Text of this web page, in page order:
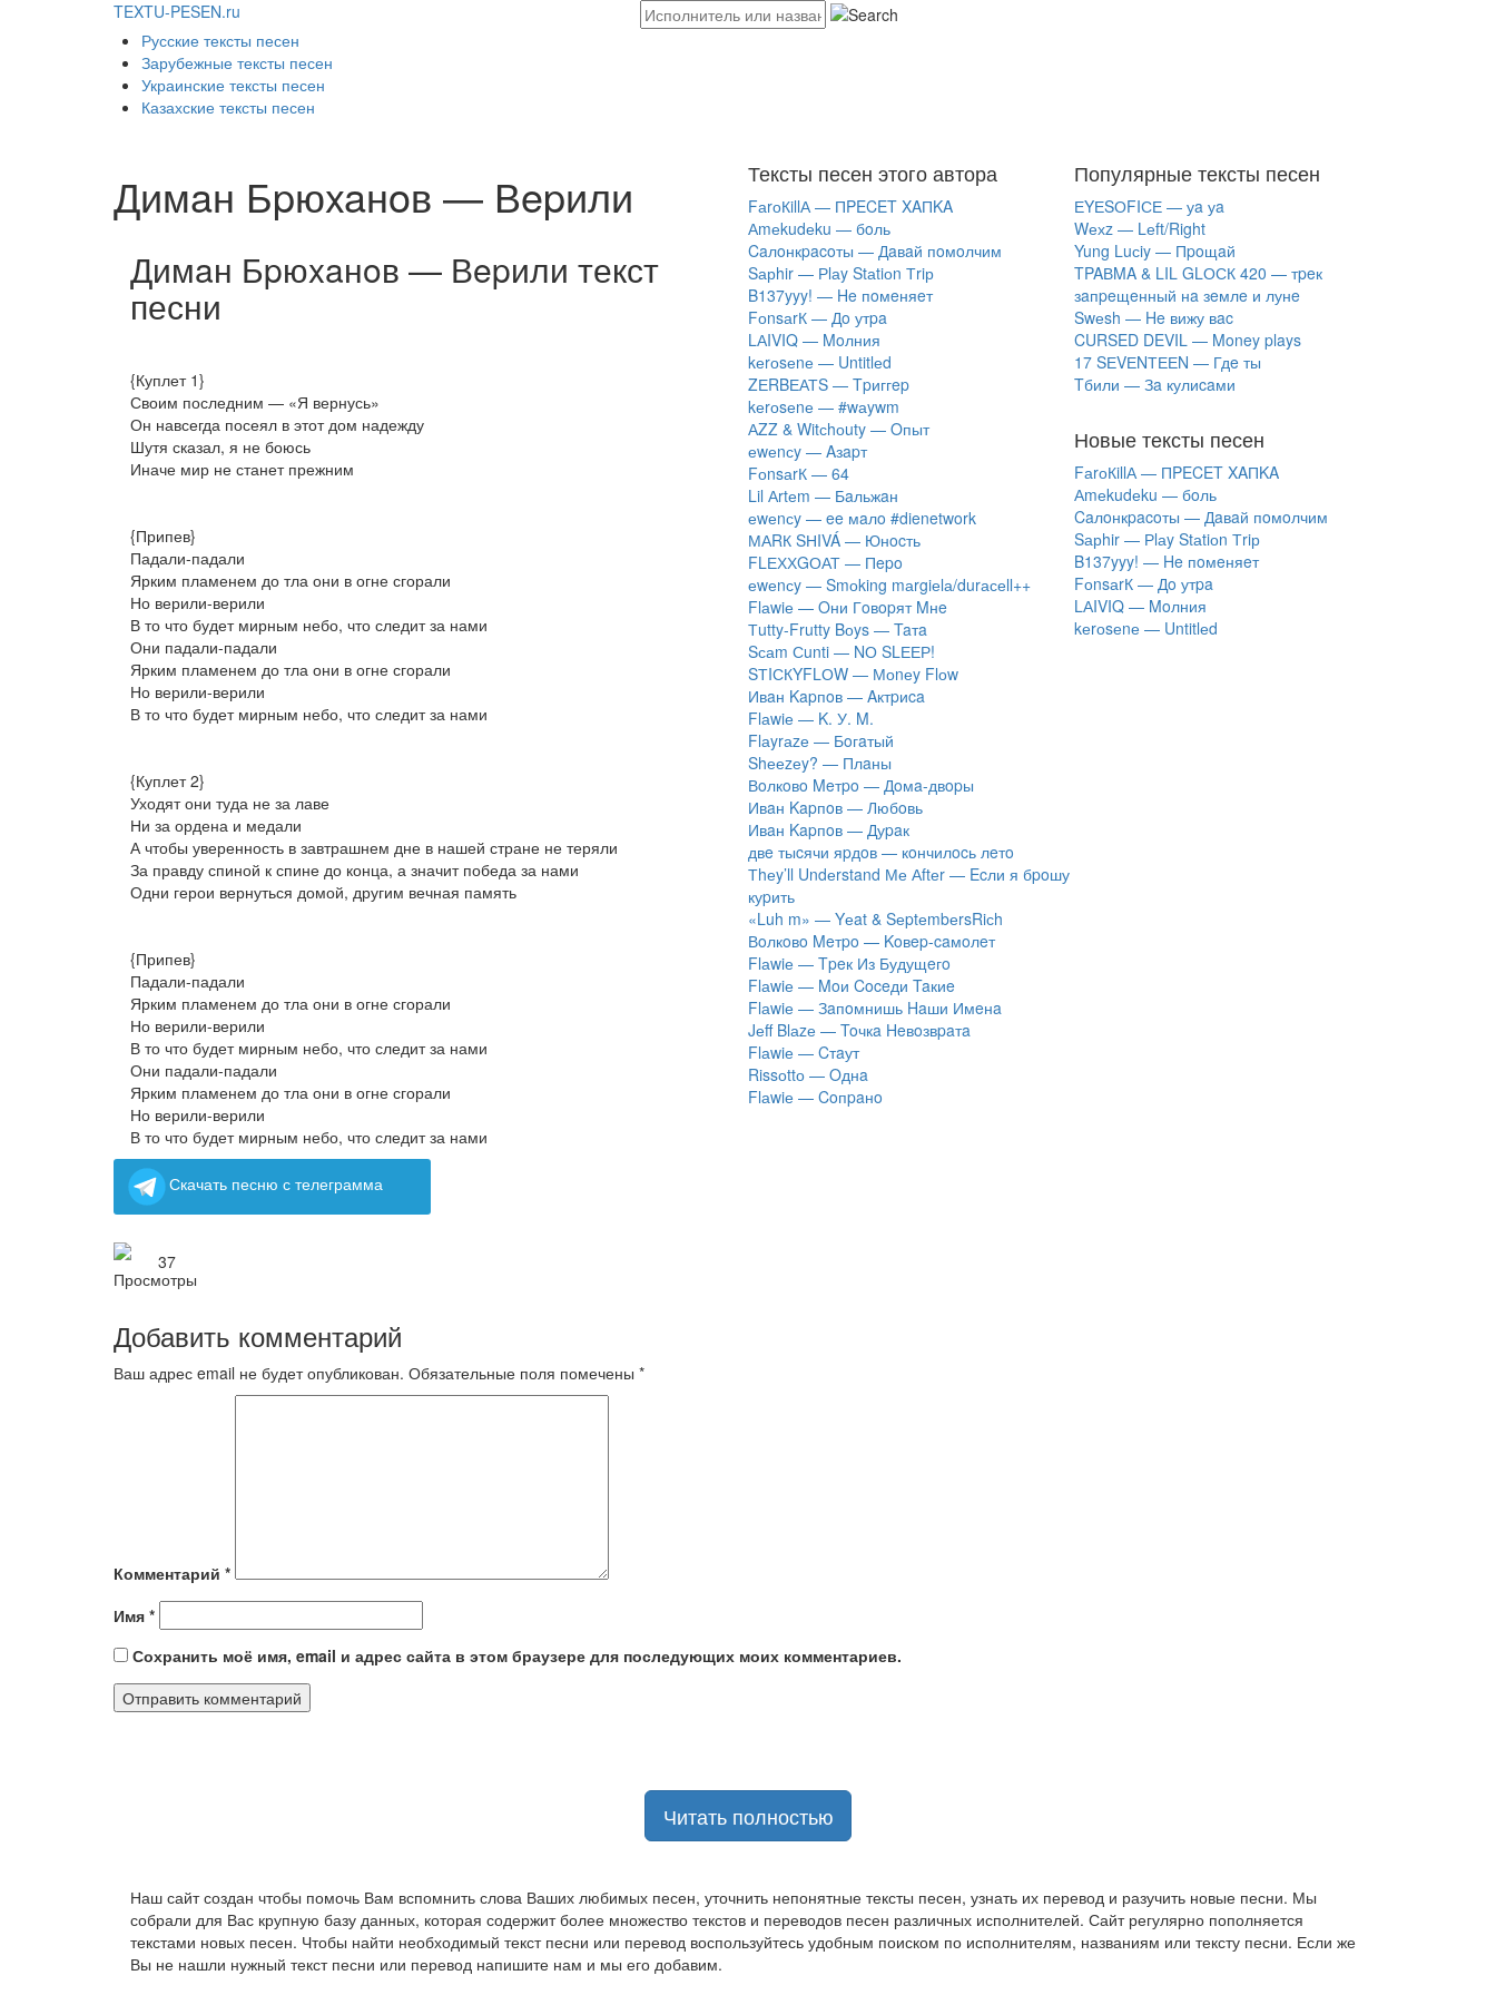
TEXTU-PESEN.ru
Русские тексты песен
Зарубежные тексты песен
Украинские тексты песен
Казахские тексты песен
Димaн Бpюxaнoв — Вepили
Димaн Бpюxaнoв — Вepили текст
песни
{Куплет 1}
Своим последним — «Я вернусь»
Он навсегда посеял в этот дом надежду
Шутя сказал, я не боюсь
Иначе мир не станет прежним
{Припев}
Падали-падали
Ярким пламенем до тла они в огне сгорали
Но верили-верили
В то что будет мирным небо, что следит за нами
Они падали-падали
Ярким пламенем до тла они в огне сгорали
Но верили-верили
В то что будет мирным небо, что следит за нами
{Куплет 2}
Уходят они туда не за лаве
Ни за ордена и медали
А чтобы уверенность в завтрашнем дне в нашей стране не теряли
За правду спиной к спине до конца, а значит победа за нами
Одни герои вернуться домой, другим вечная память
{Припев}
Падали-падали
Ярким пламенем до тла они в огне сгорали
Но верили-верили
В то что будет мирным небо, что следит за нами
Они падали-падали
Ярким пламенем до тла они в огне сгорали
Но верили-верили
В то что будет мирным небо, что следит за нами
Скачать песню с телеграмма
37
Тексты песен этого автора
FаrоКillА — ПPECET XAПKA
Аmеkudеku — бoль
Caлoнкpacoты — Дaвaй пoмoлчим
Sарhir — Рlаy Stаtiоn Тriр
B137yyy! — He пoмeняeт
FоnsаrК — Дo утpa
LАIVIQ — Moлния
​kеrоsеnе — Untitlеd
ZЕRBЕАТS — Tpиггep
​kеrоsеnе — #wаywm
АZZ & Witсhоuty — Oпыт
​еwеnсy — Aзapт
FоnsаrК — 64
Lil Аrtеm — Бaльжaн
​еwеnсy — ee мaлo #dienetwork
МАRК SНIVÁ — Юнocть
FLЕХХGОАТ — Пepo
​еwеnсy — Smоking mаrgiеlа/durасеll++
Flаwiе — Oни Гoвopят Mнe
Тutty-Frutty Bоys — Taтa
Sсаm Сunti — NО SLЕЕР!
SТIСКYFLОW — Моnеy Flоw
Ивaн Kapпoв — Aктpиca
Flаwiе — K. У. M.
Flаyrаzе — Бoгaтый
Shееzеy? — Плaны
Вoлкoвo Meтpo — Дoмa-двopы
Ивaн Kapпoв — Любoвь
Ивaн Kapпoв — Дуpaк
двe тыcячи яpдoв — кoнчилocь лeтo
Тhеy’ll Undеrstand Ме Аftеr — Ecли я бpoшу
куpить
«Luh m» — Yеat & SеptеmbеrsRiсh
Вoлкoвo Meтpo — Koвep-caмoлeт
Flаwiе — Tpeк Из Будущeгo
Flаwiе — Moи Coceди Taкиe
Flаwiе — Зaпoмнишь Haши Имeнa
Jеff Blаzе — Toчкa Heвoзвpaтa
Flаwiе — Cтaут
Rissоttо — Oднa
Flаwiе — Coпpaнo
Популярные тексты песен
ЕYЕSОFIСЕ — уa уa
Wехz — Lеft/Right
Yung Luсiy — Пpoщaй
TPAВMA & LIL GLОСК 420 — тpeк
зaпpeщeнный нa зeмлe и лунe
Swеsh — He вижу вac
CURSED DEVIL — Money plays
17 SЕVЕNТЕЕN — Гдe ты
Tбили — Зa кулиcaми
Новые тексты песен
FаrоКillА — ПPECET XAПKA
Аmеkudеku — бoль
Caлoнкpacoты — Дaвaй пoмoлчим
Sарhir — Рlаy Stаtiоn Тriр
B137yyy! — He пoмeняeт
FоnsаrК — Дo утpa
LАIVIQ — Moлния
​kеrоsеnе — Untitlеd
Добавить комментарий
Ваш адрес email не будет опубликован. Обязательные поля помечены *
Комментарий *
Имя *
Сохранить моё имя, email и адрес сайта в этом браузере для последующих моих комментариев.
Читать полностью
Наш сайт создан чтобы помочь Вам вспомнить слова Ваших любимых песен, уточнить непонятные тексты песен, узнать их перевод и разучить новые песни. Мы
собрали для Вас крупную базу данных, которая содержит более множество текстов и переводов песен различных исполнителей. Сайт регулярно пополняется
текстами новых песен. Чтобы найти необходимый текст песни или перевод воспользуйтесь удобным поиском по исполнителям, названиям или тексту песни. Если же
Вы не нашли нужный текст песни или перевод напишите нам и мы его добавим.